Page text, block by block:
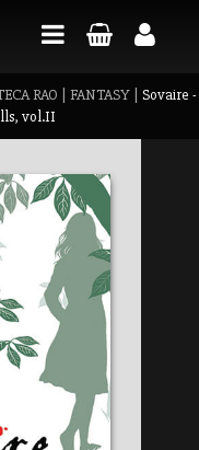
RAO FANTASY
Sovaire -
vol.II